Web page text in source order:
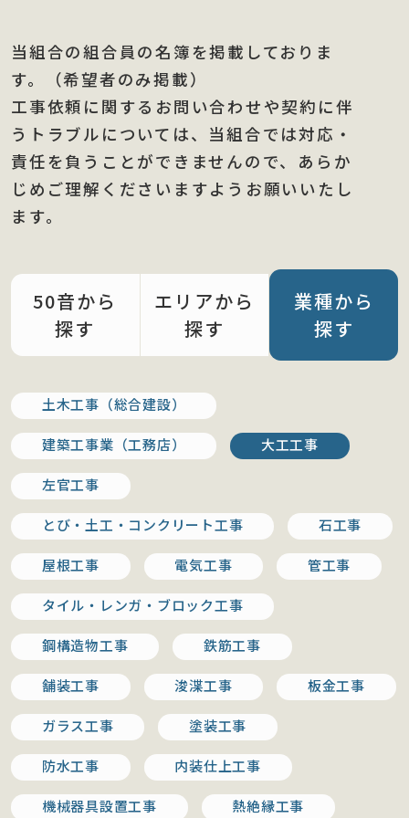
当組合の組合員の名簿を掲載しておりま
す。（希望者のみ掲載）
工事依頼に関するお問い合わせや契約に伴
うトラブルについては、当組合では対応・
責任を負うことができませんので、あらか
じめご理解くださいますようお願いいたし
ます。
50音から
探す
エリアから
探す
業種から
探す
土木工事（総合建設）
建築工事業（工務店） 大工工事
左官工事
とび・土工・コンクリート工事 石工事
屋根工事 電気工事 管工事
タイル・レンガ・ブロック工事
鋼構造物工事 鉄筋工事
舗装工事 浚渫工事 板金工事
ガラス工事 塗装工事
防水工事 内装仕上工事
機械器具設置工事 熱絶縁工事